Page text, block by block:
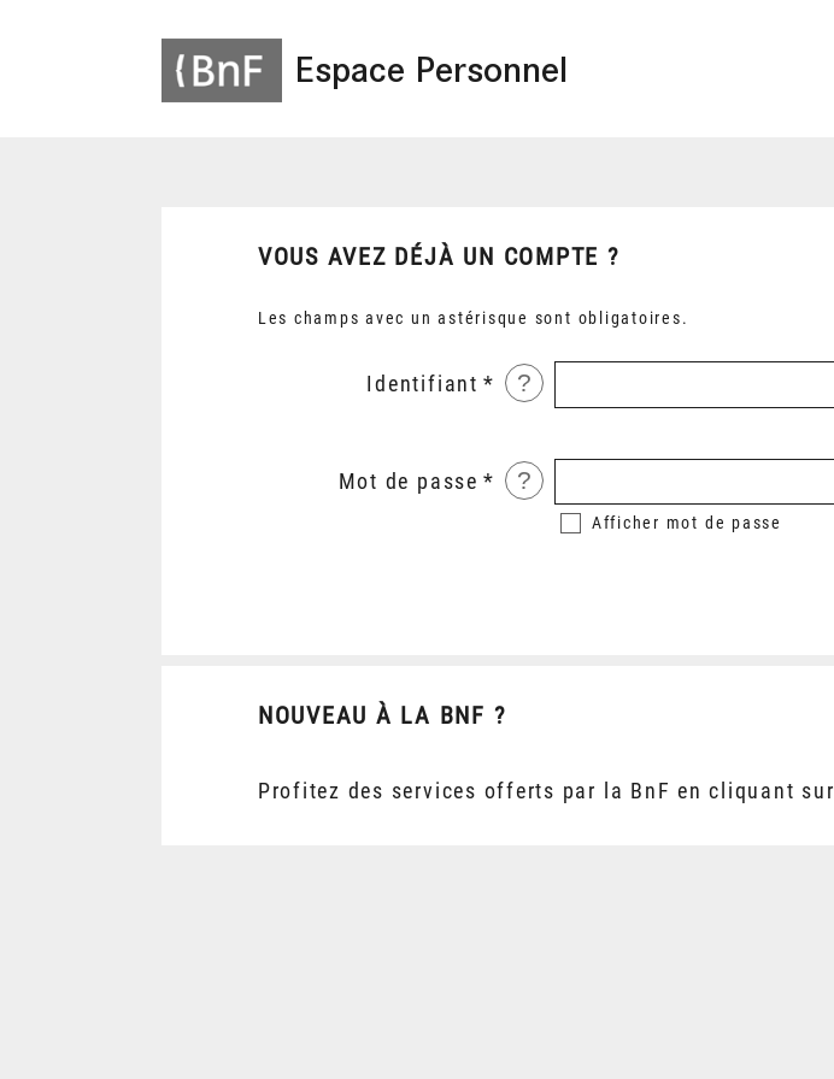
Espace Personnel
VOUS AVEZ DÉJÀ UN COMPTE ?
Les champs avec un astérisque sont obligatoires.
Identifiant ?
Mot de passe ?
Afficher mot de passe
NOUVEAU À LA BNF ?
Profitez des services offerts par la BnF en cliquant sur